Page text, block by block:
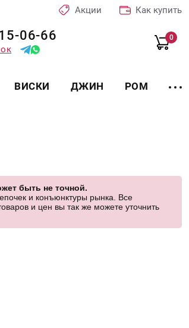
Акции Как купить
06-66 0
ВИСКИ ДЖИН РОМ
быть не точной.
и конъюнктуры рынка. Все
и цен вы так же можете уточнить